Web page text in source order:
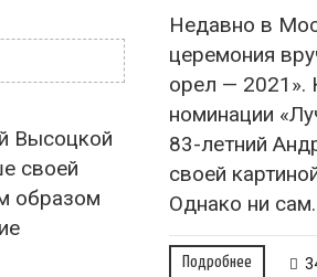
Высоцкой
своей
образом
Недавно в
церемония
орел — 2021».
номинации
83-летний
своей
Однако ни
Подробнее